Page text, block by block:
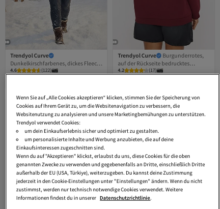
Trendyol Curve
Dunkelkirschfarbenes, dickes Fleece-
Sweatshirt mit Kapuze und
TBBAW25AO00030
4.6 (122)
Versand kostenlos ab 35€
Trendyol Curve
Burgunderrotes,
auf der Rückseite bedrucktes
Oversize-/Weitform-Sweatshirt in
4.2 (17)
Versand kostenlos ab 35€
Wenn Sie auf „Alle Cookies akzeptieren“ klicken, stimmen Sie der Speicherung von
Cookies auf Ihrem Gerät zu, um die Websitenavigation zu verbessern, die
Websitenutzung zu analysieren und unsere Marketingbemühungen zu unterstützen.
Trendyol verwendet Cookies:
um dein Einkaufserlebnis sicher und optimiert zu gestalten.
um personalisierte Inhalte und Werbung anzubieten, die auf deine
Einkaufsinteressen zugeschnitten sind.
Wenn du auf "Akzeptieren" klickst, erlaubst du uns, diese Cookies für die oben
genannten Zwecke zu verwenden und gegebenenfalls an Dritte, einschließlich Dritte
außerhalb der EU (USA, Türkiye), weiterzugeben. Du kannst deine Zustimmung
jederzeit in den Cookie-Einstellungen unter "Einstellungen" ändern. Wenn du nicht
zustimmst, werden nur technisch notwendige Cookies verwendet. Weitere
Informationen findest du in unserer Datenschutzrichtlinie.